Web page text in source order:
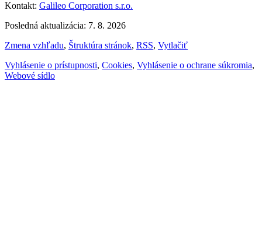
Kontakt: Galileo Corporation s.r.o.
Posledná aktualizácia: 7. 8. 2026
Zmena vzhľadu, Štruktúra stránok, RSS, Vytlačiť
Vyhlásenie o prístupnosti, Cookies, Vyhlásenie o ochrane súkromia,
Webové sídlo